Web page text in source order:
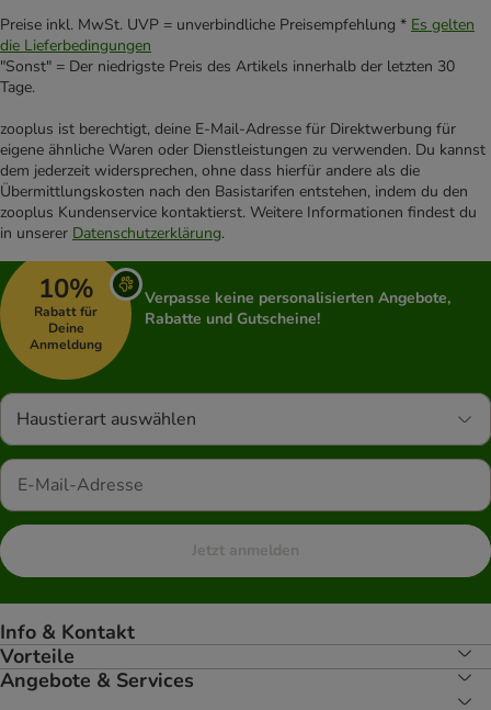
Preise inkl. MwSt. UVP = unverbindliche Preisempfehlung * Es gelten
die Lieferbedingungen
"Sonst" = Der niedrigste Preis des Artikels innerhalb der letzten 30
Tage.
zooplus ist berechtigt, deine E-Mail-Adresse für Direktwerbung für
eigene ähnliche Waren oder Dienstleistungen zu verwenden. Du kannst
dem jederzeit widersprechen, ohne dass hierfür andere als die
Übermittlungskosten nach den Basistarifen entstehen, indem du den
zooplus Kundenservice kontaktierst. Weitere Informationen findest du
in unserer Datenschutzerklärung.
10%
Rabatt für
Deine
Anmeldung
Verpasse keine personalisierten Angebote,
Rabatte und Gutscheine!
Haustierart auswählen
Jetzt anmelden
Info & Kontakt
Vorteile
Angebote & Services